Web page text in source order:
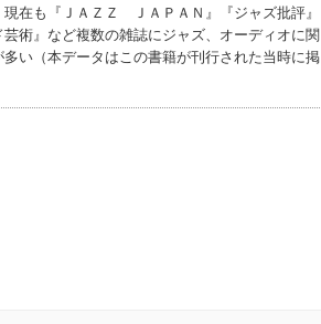
在も『ＪＡＺＺ ＪＡＰＡＮ』『ジャズ批評』
術』など複数の雑誌にジャズ、オーディオに関
い（本データはこの書籍が刊行された当時に掲